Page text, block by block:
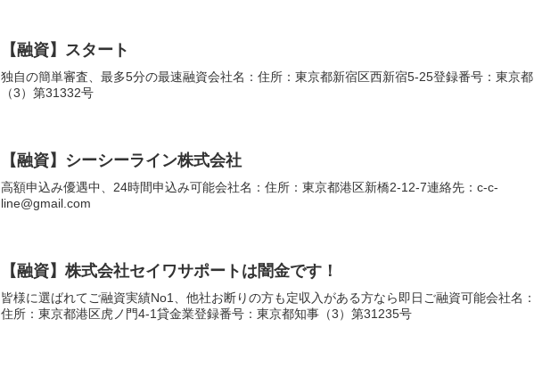
【融資】スタート
独自の簡単審査、最多5分の最速融資会社名：住所：東京都新宿区西新宿5-25登録番号：東京都
（3）第31332号
【融資】シーシーライン株式会社
高額申込み優遇中、24時間申込み可能会社名：住所：東京都港区新橋2-12-7連絡先：c-c-
line@gmail.com
【融資】株式会社セイワサポートは闇金です！
皆様に選ばれてご融資実績No1、他社お断りの方も定収入がある方なら即日ご融資可能会社名：
住所：東京都港区虎ノ門4-1貸金業登録番号：東京都知事（3）第31235号